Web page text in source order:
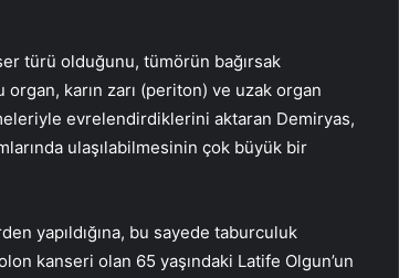
türü olduğunu, tümörün bağırsak
karın zarı (periton) ve uzak organ
evrelendirdiklerini aktaran Demiryas,
ulaşılabilmesinin çok büyük bir
yapıldığına, bu sayede taburculuk
kanseri olan 65 yaşındaki Latife Olgun’un